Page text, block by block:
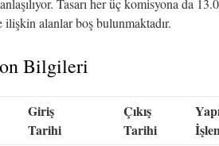
Tasarı her üç komisyona da
alanlar boş bulunmaktadır.
Bilgileri
Giriş
Tarihi
Çıkış
Tarihi